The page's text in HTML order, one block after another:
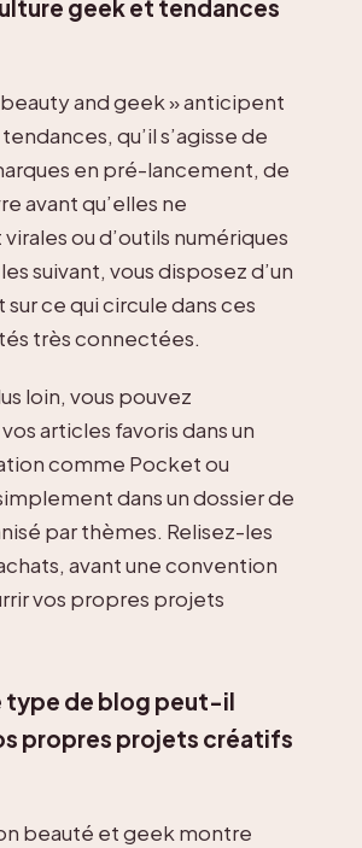
geek et tendances
and geek » anticipent
qu’il s’agisse de
en pré-lancement, de
avant qu’elles ne
ou d’outils numériques
suivant, vous disposez d’un
sur ce qui circule dans ces
très connectées.
loin, vous pouvez
articles favoris dans un
comme Pocket ou
dans un dossier de
par thèmes. Relisez-les
avant une convention
vos propres projets
type de blog peut-il
propres projets créatifs
beauté et geek montre